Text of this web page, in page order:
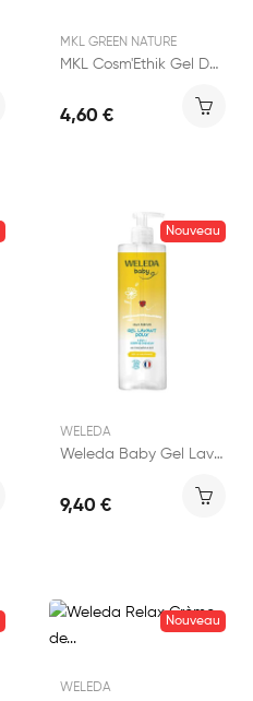
MKL GREEN NATURE
MKL Cosm'Ethik Gel Douche Surgras Huile d'Argan 1L
4,60 €
Nouveau
WELEDA
Weleda Baby Gel Lavant Doux 2en1 Sans Parfum 400ml
9,40 €
Nouveau
WELEDA